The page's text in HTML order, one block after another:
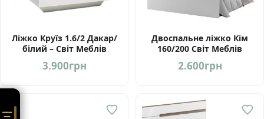
Ліжко Круїз 1.6/2 Дакар/
білий – Світ Меблів
Україна
3.900грн
Двоспальне ліжко Кім
160/200 Світ Меблів
Україна
2.600грн